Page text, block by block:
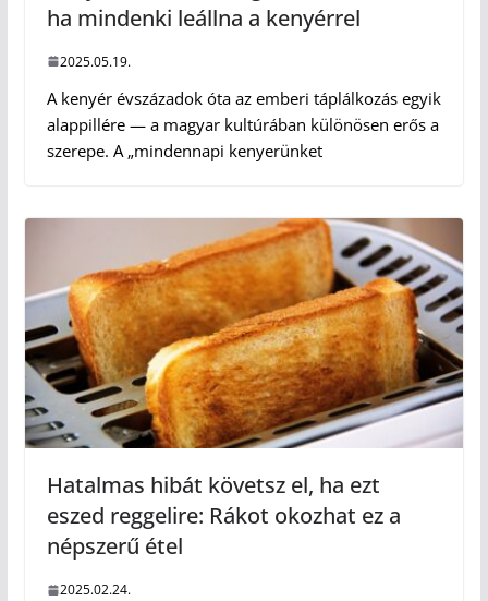
ha mindenki leállna a kenyérrel
2025.05.19.
A kenyér évszázadok óta az emberi táplálkozás egyik
alappillére — a magyar kultúrában különösen erős a
szerepe. A „mindennapi kenyerünket
Hatalmas hibát követsz el, ha ezt
eszed reggelire: Rákot okozhat ez a
népszerű étel
2025.02.24.